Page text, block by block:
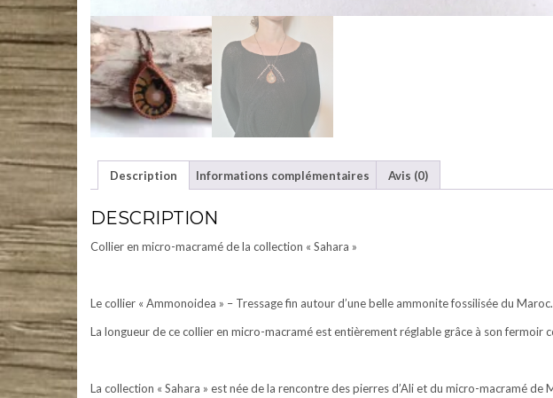
Description Informations complémentaires Avis (0)
DESCRIPTION
Collier en micro-macramé de la collection « Sahara »
Le collier « Ammonoidea » – Tressage fin autour d’une belle ammonite fossilisée du Maroc.
La longueur de ce collier en micro-macramé est entièrement réglable grâce à son fermoir
La collection « Sahara » est née de la rencontre des pierres d’Ali et du micro-macramé